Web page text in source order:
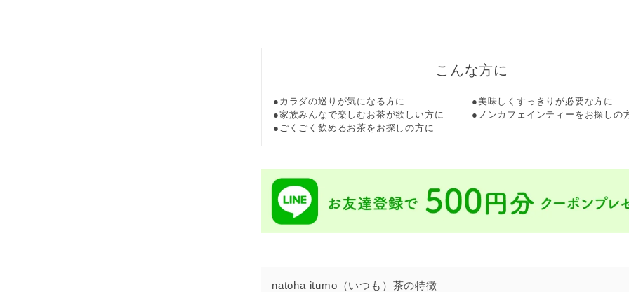
こんな方に
カラダの巡りが気になる方に
美味しくすっきりが必要な方に
家族みんなで楽しむお茶が欲しい方に
ノンカフェインティーをお探しの
ごくごく飲めるお茶をお探しの方に
natoha itumo（いつも）茶の特徴